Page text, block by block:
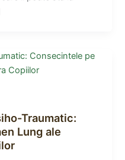
Traumatic:
Lung ale